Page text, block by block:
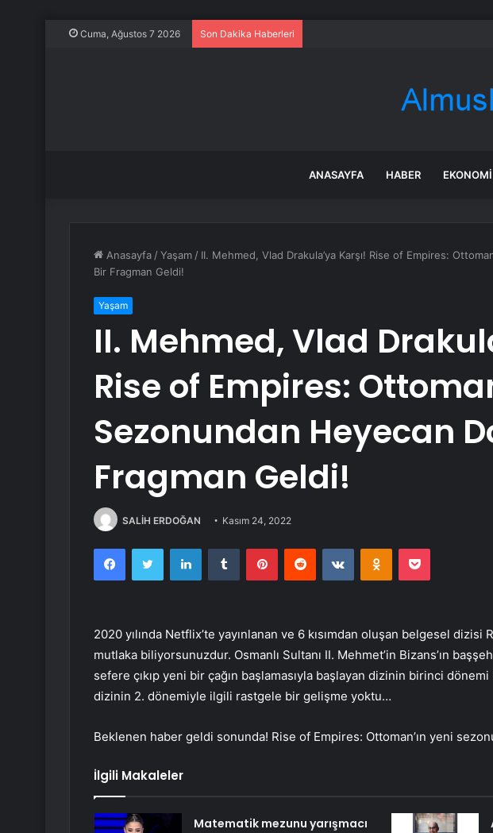
Cuma, Ağustos 7 2026 Son Dakika Haberleri
ANASAYFA HABER EKONOMI
Anasayfa /Yaşam / II. Mehmed, Vlad Drakula’ya Karşı! Rise of Empires:
Bir Fragman Geldi!
Yaşam
II. Mehmed, Vlad
Rise of Empires:
Sezonundan Heyecan
Fragman Geldi!
SALİH ERDOĞAN Kasım 24, 2022
FacebookTwitter LinkedInTumblr PinterestReddit VKontakteOdnoklassniki
Pocket
2020 yılında Netflix’te yayınlanan ve 6 kısımdan oluşan belgesel dizisi
mutlaka biliyorsunuzdur. Osmanlı Sultanı II. Mehmet’in Bizans’ın
sefere çıkıp yeni bir çağın başlamasıyla başlayan dizinin birinci
dizinin 2. dönemiyle ilgili rastgele bir gelişme yoktu…
Beklenen haber geldi sonunda! Rise of Empires: Ottoman’ın yeni
İlgili Makaleler
Matematik mezunu yarışmacı